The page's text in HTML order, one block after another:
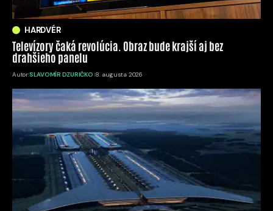
HARDVÉR
Televízory čaká revolúcia. Obraz bude krajší aj bez
drahšieho panelu
Autor:SLAVOMÍR DZURIČKO 8. augusta 2026